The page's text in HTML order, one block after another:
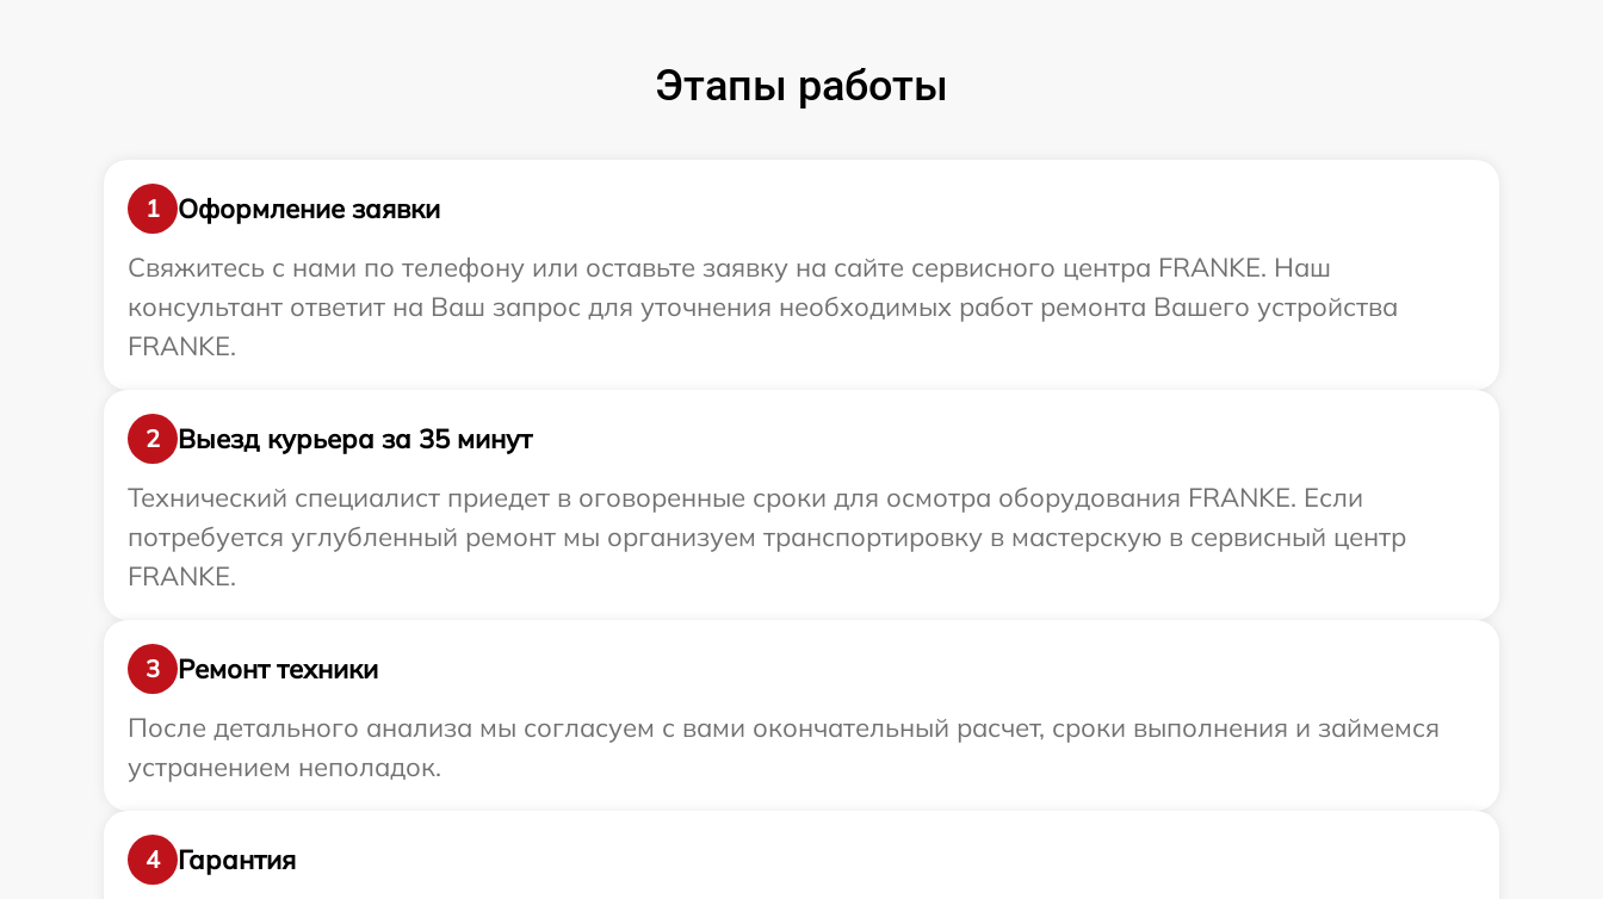
Этапы работы
1
Оформление заявки
Свяжитесь с нами по телефону или оставьте заявку на сайте сервисного центра FRANKE. Наш
консультант ответит на Ваш запрос для уточнения необходимых работ ремонта Вашего устройства
FRANKE.
2
Выезд курьера за 35 минут
Технический специалист приедет в оговоренные сроки для осмотра оборудования FRANKE. Если
потребуется углубленный ремонт мы организуем транспортировку в мастерскую в сервисный центр
FRANKE.
3
Ремонт техники
После детального анализа мы согласуем с вами окончательный расчет, сроки выполнения и займемся
устранением неполадок.
4
Гарантия